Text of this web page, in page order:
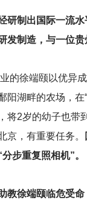
研制出国际一流
发制造，与一位贵
的徐端颐以优异
阳湖畔的农场，
将2岁的幼子也带
京，有重要任务。
步重复照相机”。
教徐端颐临危受命